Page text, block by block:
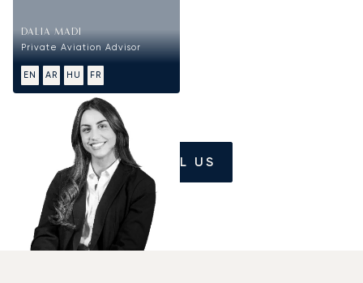
DALIA MADI
Private Aviation Advisor
EN AR HU FR
CALL US